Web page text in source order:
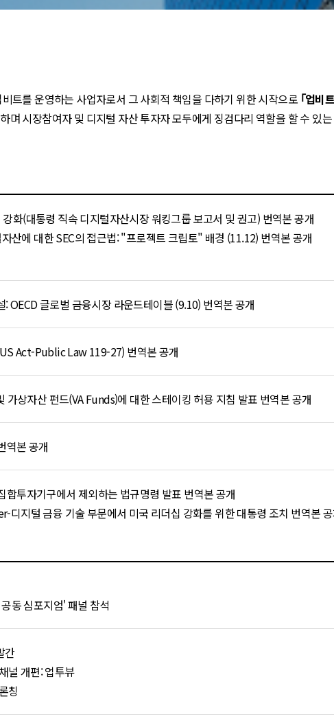
트를 운영하는 사업자로서 그 사회적 책임을 다하기 위한 시작으로 ｢업비
며 시장참여자 및 디지털 자산 투자자 모두에게 징검다리 역할을 할 수 있
화(대통령 직속 디지털자산시장 워킹그룹 보고서 및 권고) 번역본 공개
산에 대한 SEC의 접근법: "프로젝트 크립토" 배경 (11.12) 번역본 공개
OECD 글로벌 금융시장 라운드테이블 (9.10) 번역본 공개
Act-Public Law 119-27) 번역본 공개
가상자산 펀드(VA Funds)에 대한 스테이킹 허용 지침 발표 번역본 공개
역본 공개
투자기구에서 제외하는 법규명령 발표 번역본 공개
지털 금융 기술 부문에서 미국 리더십 강화를 위한 대통령 조치 번역본
동 심포지엄' 패널 참석
간
널 개편: 업투뷰
칭